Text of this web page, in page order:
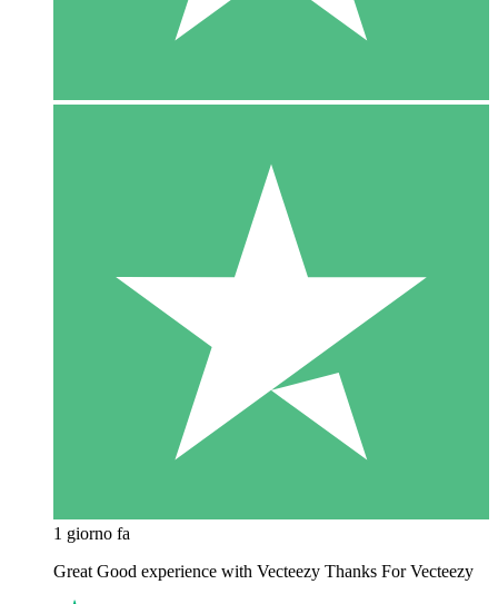
1 giorno fa
Great Good experience with Vecteezy Thanks For Vecteezy